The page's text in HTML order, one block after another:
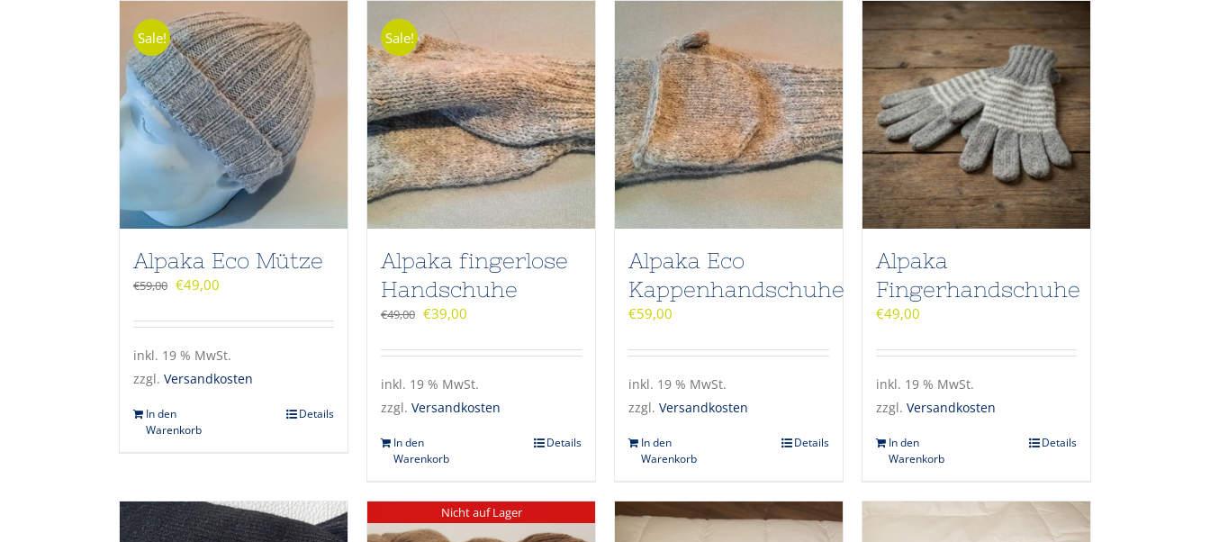
Sale!
Alpaka Eco Mütze
€59,00 €49,00
inkl. 19 % MwSt.
zzgl. Versandkosten
In den
Warenkorb
Details
Sale!
Alpaka fingerlose
Handschuhe
€49,00 €39,00
inkl. 19 % MwSt.
zzgl. Versandkosten
In den
Warenkorb
Details
Alpaka Eco
Kappenhandschuhe
€59,00
inkl. 19 % MwSt.
zzgl. Versandkosten
In den
Warenkorb
Details
Alpaka
Fingerhandschuhe
€49,00
inkl. 19 % MwSt.
zzgl. Versandkosten
In den
Warenkorb
Details
Nicht auf Lager